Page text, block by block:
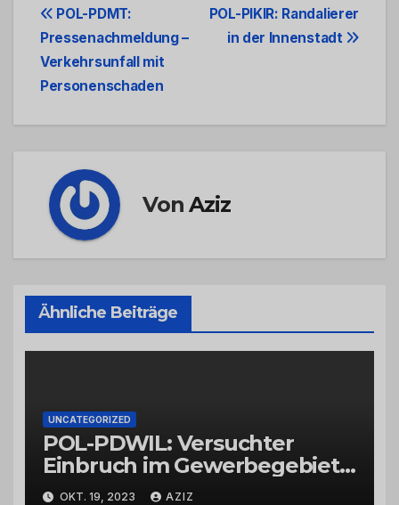
Beitrags-
Navigation
POL-PIKIR: Randalierer
in der Innenstadt
POL-PDMT:
Pressenachmeldung –
Verkehrsunfall mit
Personenschaden
VonAziz
Ähnliche Beiträge
UNCATEGORIZED
POL-PDWIL: Versuchter
Einbruch im Gewerbegebiet
Wittlich
OKT. 19, 2023 AZIZ